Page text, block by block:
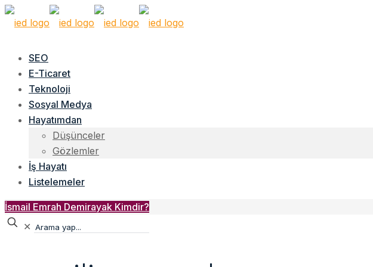
SEO
E-Ticaret
Teknoloji
Sosyal Medya
Hayatımdan
Düşünceler
Gözlemler
İş Hayatı
Listelemeler
İsmail Emrah Demirayak Kimdir?
✕